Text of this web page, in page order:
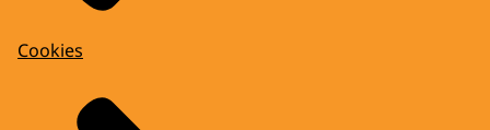
Cookies